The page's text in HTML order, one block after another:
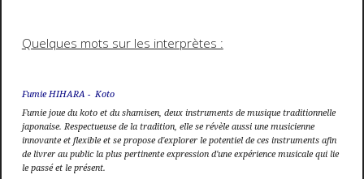
Quelques mots sur les interprètes :
Fumie HIHARA - Koto
Fumie joue du koto et du shamisen, deux instruments de musique traditionnelle
japonaise. Respectueuse de la tradition, elle se révèle aussi une musicienne
innovante et flexible et se propose d'explorer le potentiel de ces instruments afin
de livrer au public la plus pertinente expression d'une expérience musicale qui lie
le passé et le présent.